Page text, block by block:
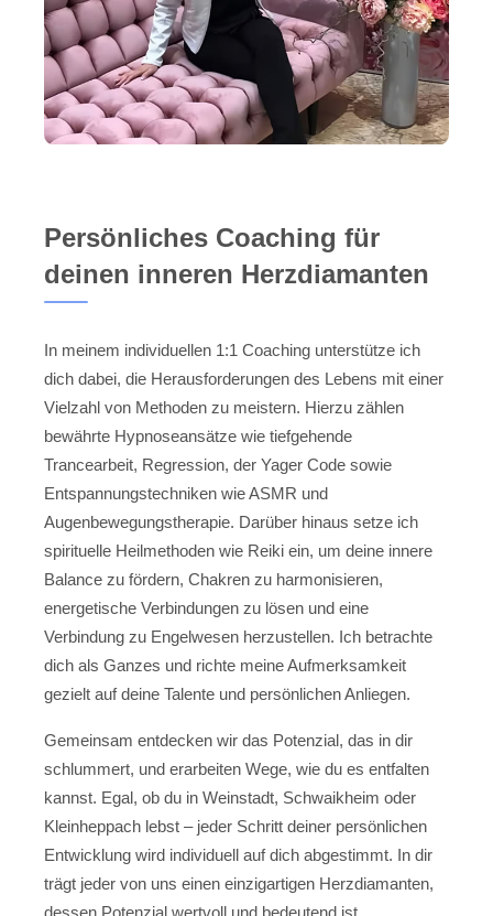
Persönliches Coaching für
deinen inneren Herzdiamanten
In meinem individuellen 1:1 Coaching unterstütze ich
dich dabei, die Herausforderungen des Lebens mit einer
Vielzahl von Methoden zu meistern. Hierzu zählen
bewährte Hypnoseansätze wie tiefgehende
Trancearbeit, Regression, der Yager Code sowie
Entspannungstechniken wie ASMR und
Augenbewegungstherapie. Darüber hinaus setze ich
spirituelle Heilmethoden wie Reiki ein, um deine innere
Balance zu fördern, Chakren zu harmonisieren,
energetische Verbindungen zu lösen und eine
Verbindung zu Engelwesen herzustellen. Ich betrachte
dich als Ganzes und richte meine Aufmerksamkeit
gezielt auf deine Talente und persönlichen Anliegen.
Gemeinsam entdecken wir das Potenzial, das in dir
schlummert, und erarbeiten Wege, wie du es entfalten
kannst. Egal, ob du in Weinstadt, Schwaikheim oder
Kleinheppach lebst – jeder Schritt deiner persönlichen
Entwicklung wird individuell auf dich abgestimmt. In dir
trägt jeder von uns einen einzigartigen Herzdiamanten,